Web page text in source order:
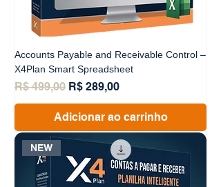
Accounts Payable and Receivable Control –
X4Plan Smart Spreadsheet
Preço normal
R$ 499,00 Preço promocional
R$ 289,00
Adicionar ao carrinho
NEW